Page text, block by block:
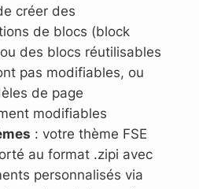
créer des
de blocs (block
des blocs réutilisables
pas modifiables, ou
de page
modifiables
: votre thème FSE
au format .zipi avec
personnalisés via